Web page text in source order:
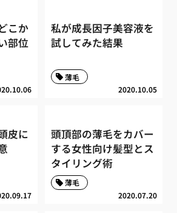
こか
部位
私が成長因子美容液を
試してみた結果
2020.10.05
薄毛
皮に
頭頂部の薄毛をカバー
する女性向け髪型とス
タイリング術
2020.07.20
薄毛